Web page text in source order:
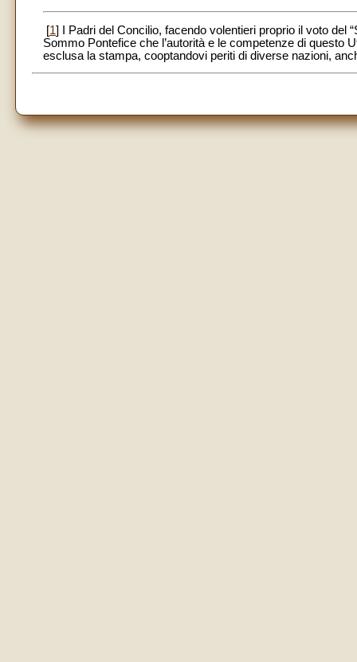
[1] I Padri del Concilio, facendo volentieri proprio il voto del
Sommo Pontefice che l’autorità e le competenze di questo
esclusa la stampa, cooptandovi periti di diverse nazioni,